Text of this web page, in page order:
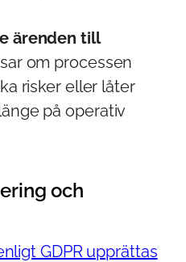
ärenden till
om processen
risker eller låter
på operativ
och
GDPR upprättas